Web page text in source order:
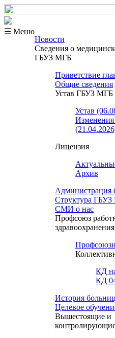
☰ Меню
Новости
Сведения о
ГБУЗ МГБ
Приветствие
Общие сведения
Устав ГБУЗ МГБ
Устав
Изменения
Лицензия
Архив
Администрация
Структура
СМИ о нас
Профсоюз
здравоохранения
КД
КД
История
Целевое
Вышестоящие и